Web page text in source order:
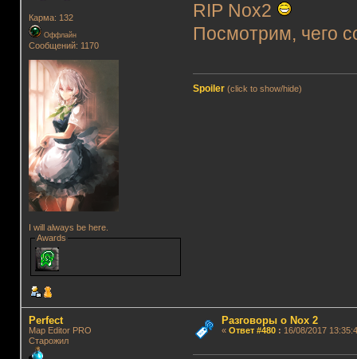
Карма: 132
Оффлайн
Сообщений: 1170
I will always be here.
Awards
RIP Nox2
Посмотрим, чего
Spoiler (click to show/hide)
Perfect
Map Editor PRO
Старожил
Разговоры о Nox 2
« Ответ #480: 16/08/2017